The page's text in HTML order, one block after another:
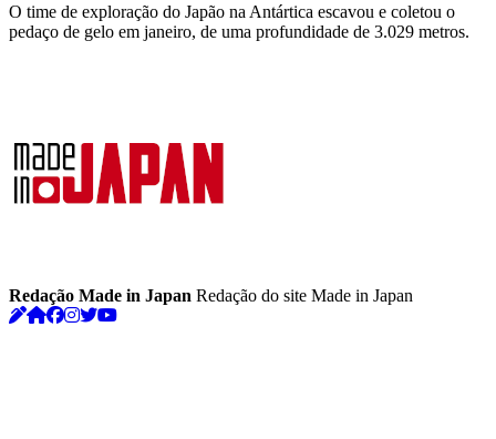
O time de exploração do Japão na Antártica escavou e coletou o
pedaço de gelo em janeiro, de uma profundidade de 3.029 metros.
Redação Made in Japan Redação do site Made in Japan